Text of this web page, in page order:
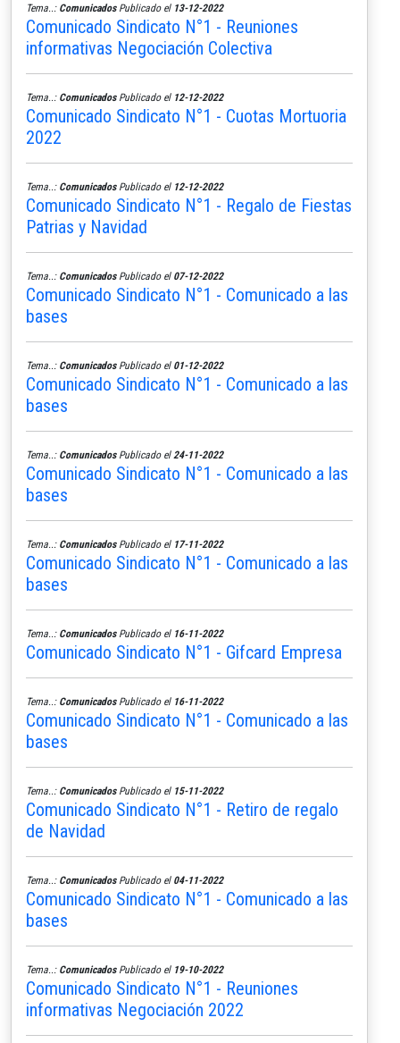
Tema..: ComunicadosPublicado el 13-12-2022
Comunicado Sindicato N°1 - Reuniones
informativas Negociación Colectiva
Tema..: ComunicadosPublicado el 12-12-2022
Comunicado Sindicato N°1 - Cuotas Mortuoria
2022
Tema..: ComunicadosPublicado el 12-12-2022
Comunicado Sindicato N°1 - Regalo de Fiestas
Patrias y Navidad
Tema..: ComunicadosPublicado el 07-12-2022
Comunicado Sindicato N°1 - Comunicado a las
bases
Tema..: ComunicadosPublicado el 01-12-2022
Comunicado Sindicato N°1 - Comunicado a las
bases
Tema..: ComunicadosPublicado el 24-11-2022
Comunicado Sindicato N°1 - Comunicado a las
bases
Tema..: ComunicadosPublicado el 17-11-2022
Comunicado Sindicato N°1 - Comunicado a las
bases
Tema..: ComunicadosPublicado el 16-11-2022
Comunicado Sindicato N°1 - Gifcard Empresa
Tema..: ComunicadosPublicado el 16-11-2022
Comunicado Sindicato N°1 - Comunicado a las
bases
Tema..: ComunicadosPublicado el 15-11-2022
Comunicado Sindicato N°1 - Retiro de regalo
de Navidad
Tema..: ComunicadosPublicado el 04-11-2022
Comunicado Sindicato N°1 - Comunicado a las
bases
Tema..: ComunicadosPublicado el 19-10-2022
Comunicado Sindicato N°1 - Reuniones
informativas Negociación 2022